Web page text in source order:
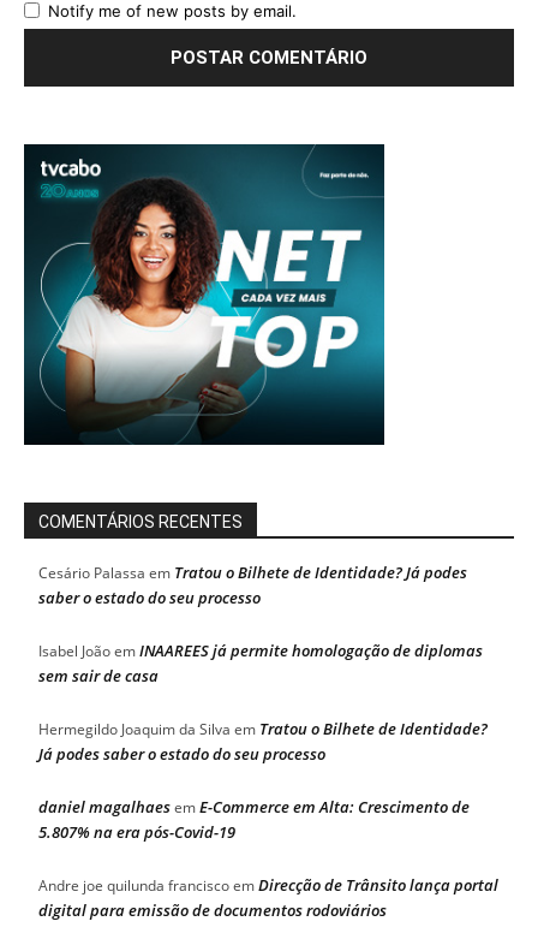
Notify me of new posts by email.
COMENTÁRIOS RECENTES
Cesário Palassa em Tratou o Bilhete de Identidade? Já podes
saber o estado do seu processo
Isabel JoãoemINAAREES já permite homologação de diplomas
sem sair de casa
Hermegildo Joaquim da Silva em Tratou o Bilhete de Identidade?
Já podes saber o estado do seu processo
daniel magalhaesemE-Commerce em Alta: Crescimento de
5.807% na era pós-Covid-19
Andre joe quilunda franciscoemDirecção de Trânsito lança portal
digital para emissão de documentos rodoviários